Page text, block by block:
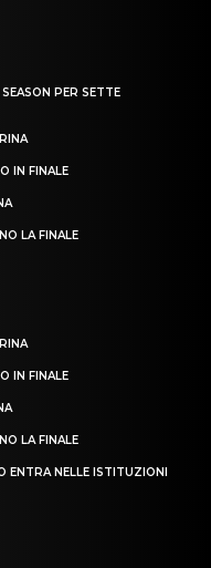
PER SETTE
IN FINALE
LA FINALE
IN FINALE
LA FINALE
ENTRA NELLE ISTITUZIONI